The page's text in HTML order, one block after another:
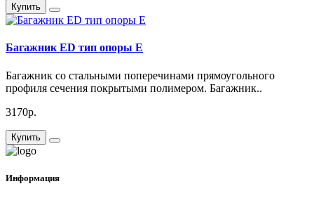
Купить
Багажник ED тип опоры Е
Багажник со стальными поперечинами прямоугольного
профиля сечения покрытыми полимером. Багажник..
3170р.
Купить
Информация